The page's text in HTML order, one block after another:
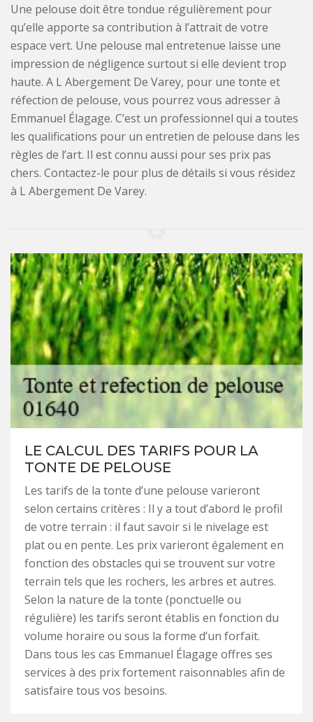
Une pelouse doit être tondue régulièrement pour
qu’elle apporte sa contribution à l’attrait de votre
espace vert. Une pelouse mal entretenue laisse une
impression de négligence surtout si elle devient trop
haute. A L Abergement De Varey, pour une tonte et
réfection de pelouse, vous pourrez vous adresser à
Emmanuel Élagage. C’est un professionnel qui a toutes
les qualifications pour un entretien de pelouse dans les
règles de l’art. Il est connu aussi pour ses prix pas
chers. Contactez-le pour plus de détails si vous résidez
à L Abergement De Varey.
LE CALCUL DES TARIFS POUR LA
TONTE DE PELOUSE
Les tarifs de la tonte d’une pelouse varieront
selon certains critères : Il y a tout d’abord le profil
de votre terrain : il faut savoir si le nivelage est
plat ou en pente. Les prix varieront également en
fonction des obstacles qui se trouvent sur votre
terrain tels que les rochers, les arbres et autres.
Selon la nature de la tonte (ponctuelle ou
régulière) les tarifs seront établis en fonction du
volume horaire ou sous la forme d’un forfait.
Dans tous les cas Emmanuel Élagage offres ses
services à des prix fortement raisonnables afin de
satisfaire tous vos besoins.